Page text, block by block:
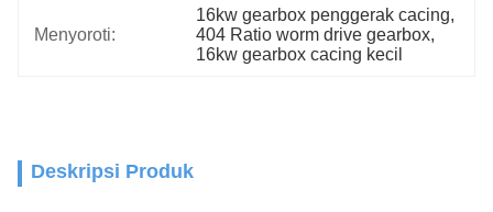
Menyoroti:
16kw gearbox penggerak cacing
404 Ratio worm drive gearbox,
16kw gearbox cacing kecil
Deskripsi Produk